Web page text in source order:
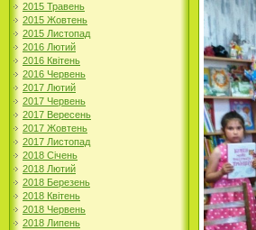
2015 Травень
2015 Жовтень
2015 Листопад
2016 Лютий
2016 Квітень
2016 Червень
2017 Лютий
2017 Червень
2017 Вересень
2017 Жовтень
2017 Листопад
2018 Січень
2018 Лютий
2018 Березень
2018 Квітень
2018 Червень
2018 Липень